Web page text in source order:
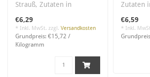
Strauß, Zutaten in
Lebensmittelqualität,
salzfrei..
€6,29
* Inkl. MwSt. zzgl. Versandkosten
Grundpreis: €15,72 /
Kilogramm
Zutaten
salzfrei.
€6,59
* Inkl.